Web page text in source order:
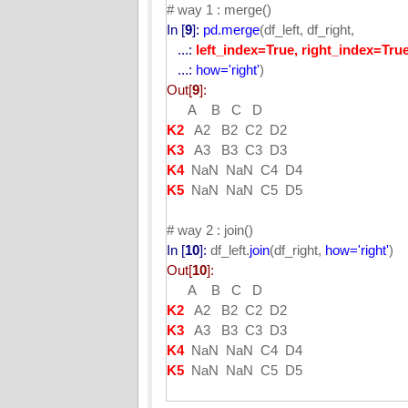
# way 1 : merge()
In [9]: pd.merge(df_left, df_right,
...: left_index=True,
...: how='right')
Out[9]:
A B C D
K2 A2 B2 C2 D2
K3 A3 B3 C3 D3
K4NaN NaN C4 D4
K5 NaN NaN C5 D5
# way 2 : join()
In [10]: df_left.join(df_right, how='right')
Out[10]:
A B C D
K2 A2 B2 C2 D2
K3 A3 B3 C3 D3
K4NaN NaN C4 D4
K5 NaN NaN C5 D5